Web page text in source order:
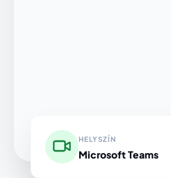
HELYSZÍN
Microsoft Teams